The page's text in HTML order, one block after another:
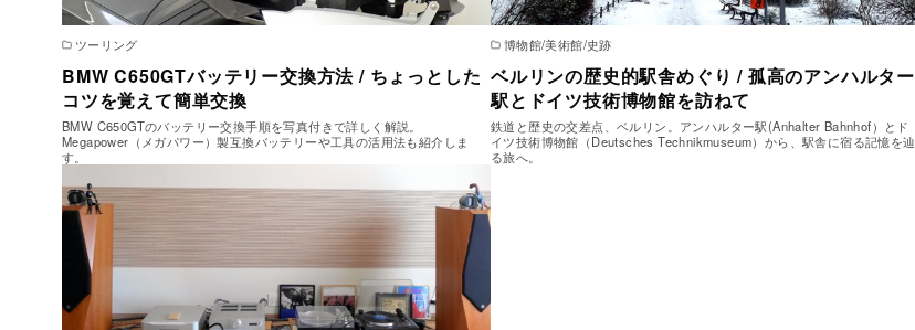
ツーリング
BMW C650GTバッテリー交換方法 / ちょっとした
コツを覚えて簡単交換
BMW C650GTのバッテリー交換手順を写真付きで詳しく解説。
Megapower（メガパワー）製互換バッテリーや工具の活用法も紹介しま
す。
博物館/美術館/史跡
ベルリンの歴史的駅舎めぐり / 孤高のアンハルター
駅とドイツ技術博物館を訪ねて
鉄道と歴史の交差点、ベルリン。アンハルター駅(Anhalter Bahnhof）とド
イツ技術博物館（Deutsches Technikmuseum）から、駅舎に宿る記憶を辿
る旅へ。